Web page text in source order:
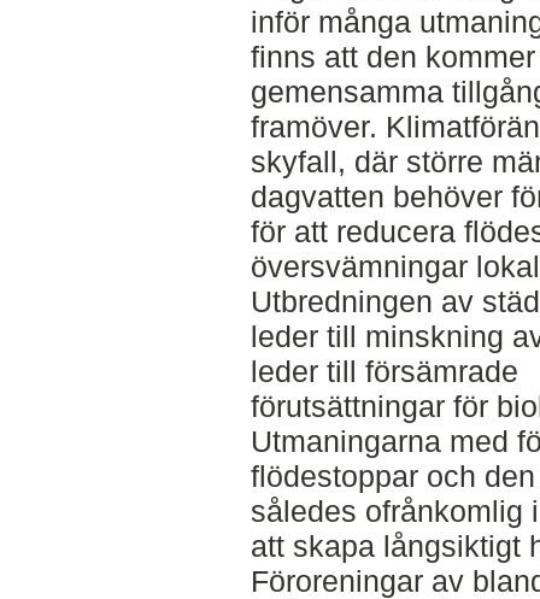
inför många
finns att den
gemensamma
framöver.
skyfall, där större
dagvatten behöver
för att reducera
översvämningar
Utbredningen av
leder till minskning
leder till försämrade
förutsättningar för
Utmaningarna med
flödestoppar och
således ofrånkomlig
att skapa långsiktigt
Föroreningar av